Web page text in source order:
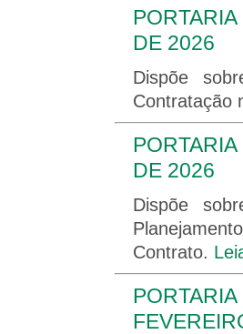
DE 2026
Dispõe
Contratação
DE 2026
Dispõe
Contrato.